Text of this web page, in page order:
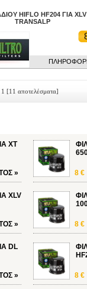
HIFLO HF204 ΓΙΑ XLV
TRANSALP
[11 αποτελέσματα]
XT
» 8 €
XLV
» 8 €
DL
» 8 €